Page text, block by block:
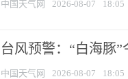
中国天气网 2026-08-07 18:05
台风预警：“白海豚
中国天气网 2026-08-07 18:05